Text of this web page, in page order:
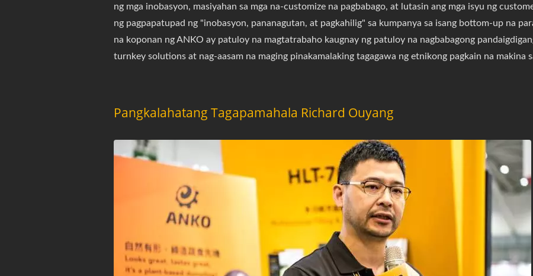
ng mga inobasyon, masiyahan sa mga na-customize na pagbabago, at lutasin ang mga isyu ng
ng pagpapatupad ng "inobasyon, pananagutan, at pagkahilig" sa kumpanya sa isang bottom-up na
na koponan ng ANKO ay patuloy na magtatrabaho kaugnay ng patuloy na nagbabagong
turnkey solutions at nag-aasam na maging pinakamalaking tagagawa ng etnikong pagkain na makina
Pangkalahatang Tagapamahala Richard Ouyang